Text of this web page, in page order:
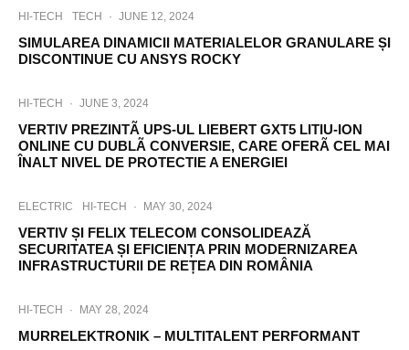
HI-TECH TECH · JUNE 12, 2024
SIMULAREA DINAMICII MATERIALELOR GRANULARE ȘI
DISCONTINUE CU ANSYS ROCKY
HI-TECH · JUNE 3, 2024
VERTIV PREZINTÃ UPS-UL LIEBERT GXT5 LITIU-ION
ONLINE CU DUBLÃ CONVERSIE, CARE OFERÃ CEL MAI
ÎNALT NIVEL DE PROTECTIE A ENERGIEI
ELECTRIC HI-TECH · MAY 30, 2024
VERTIV ȘI FELIX TELECOM CONSOLIDEAZĂ
SECURITATEA ȘI EFICIENȚA PRIN MODERNIZAREA
INFRASTRUCTURII DE REȚEA DIN ROMÂNIA
HI-TECH · MAY 28, 2024
MURRELEKTRONIK – MULTITALENT PERFORMANT